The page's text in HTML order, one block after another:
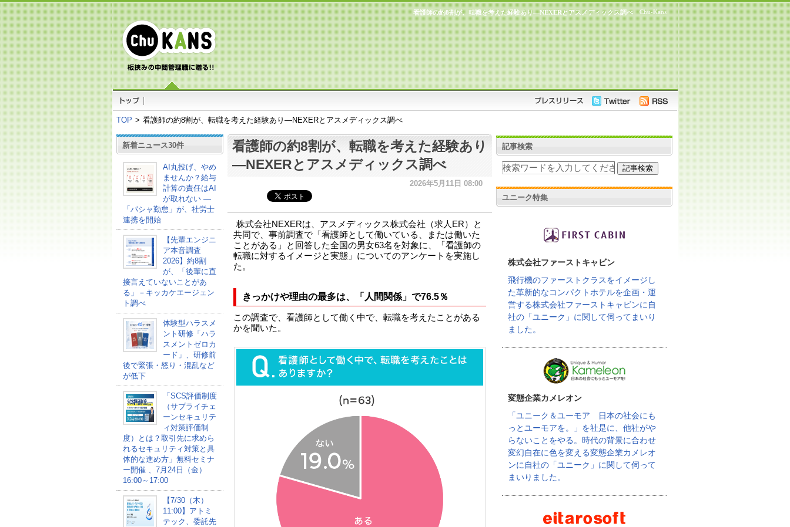
Chu-Kans
看護師の約8割が、転職を考えた経験あり―NEXERとアスメディックス調べ
TOP > 看護師の約8割が、転職を考えた経験あり―NEXERとアスメディックス調べ
新着ニュース30件
AI丸投げ、やめ
ませんか？給与
計算の責任はAI
が取れない ―
「パシャ勤怠」が、社労士
連携を開始
【先輩エンジニ
ア本音調査
2026】約8割
が、「後輩に直
接言えていないことがあ
る」－キッカケエージェン
ト調べ
体験型ハラスメ
ント研修「ハラ
スメントゼロカ
ード」、研修前
後で緊張・怒り・混乱など
が低下
「SCS評価制度
（サプライチェ
ーンセキュリテ
ィ対策評価制
度）とは？取引先に求めら
れるセキュリティ対策と具
体的な進め方」無料セミナ
ー開催 、7月24日（金）
16:00～17:00
【7/30（木）
11:00】アトミ
テック、委託先
看護師の約8割が、転職を考えた経験あり
―NEXERとアスメディックス調べ
2026年5月11日 08:00
株式会社NEXERは、アスメディックス株式会社（求人ER）と
共同で、事前調査で「看護師として働いている、または働いた
ことがある」と回答した全国の男女63名を対象に、「看護師の
転職に対するイメージと実態」についてのアンケートを実施し
た。
きっかけや理由の最多は、「人間関係」で76.5％
この調査で、看護師として働く中で、転職を考えたことがある
かを聞いた。
記事検索
ユニーク特集
株式会社ファーストキャビン
飛行機のファーストクラスをイメージし
た革新的なコンパクトホテルを企画・運
営する株式会社ファーストキャビンに自
社の「ユニーク」に関して伺ってまいり
ました。
変態企業カメレオン
「ユニーク＆ユーモア 日本の社会にも
っとユーモアを。」を社是に、他社がや
らないことをやる。時代の背景に合わせ
変幻自在に色を変える変態企業カメレオ
ンに自社の「ユニーク」に関して伺って
まいりました。